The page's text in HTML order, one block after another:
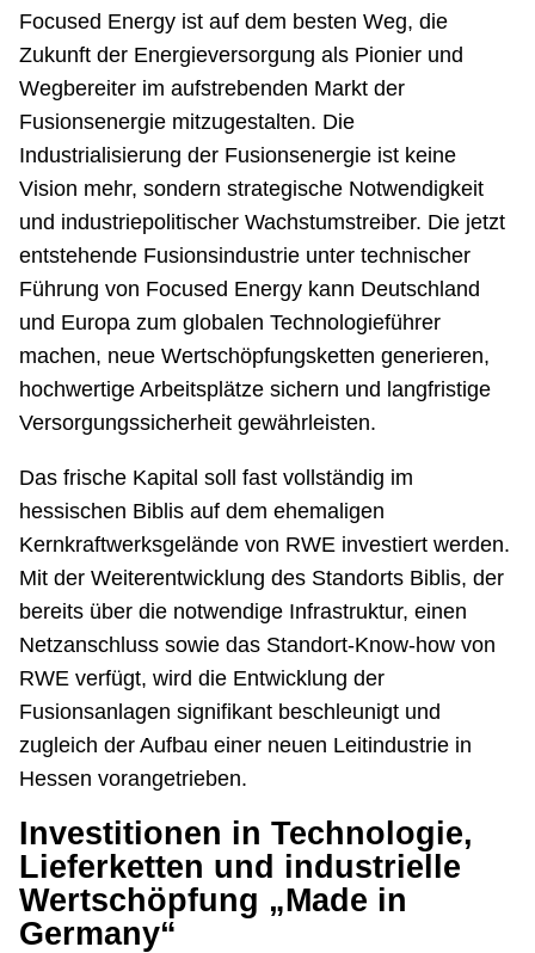
Focused Energy ist auf dem besten Weg, die
Zukunft der Energieversorgung als Pionier und
Wegbereiter im aufstrebenden Markt der
Fusionsenergie mitzugestalten. Die
Industrialisierung der Fusionsenergie ist keine
Vision mehr, sondern strategische Notwendigkeit
und industriepolitischer Wachstumstreiber. Die jetzt
entstehende Fusionsindustrie unter technischer
Führung von Focused Energy kann Deutschland
und Europa zum globalen Technologieführer
machen, neue Wertschöpfungsketten generieren,
hochwertige Arbeitsplätze sichern und langfristige
Versorgungssicherheit gewährleisten.
Das frische Kapital soll fast vollständig im
hessischen Biblis auf dem ehemaligen
Kernkraftwerksgelände von RWE investiert werden.
Mit der Weiterentwicklung des Standorts Biblis, der
bereits über die notwendige Infrastruktur, einen
Netzanschluss sowie das Standort-Know-how von
RWE verfügt, wird die Entwicklung der
Fusionsanlagen signifikant beschleunigt und
zugleich der Aufbau einer neuen Leitindustrie in
Hessen vorangetrieben.
Investitionen in Technologie,
Lieferketten und industrielle
Wertschöpfung „Made in
Germany“